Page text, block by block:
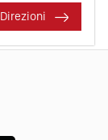
Direzioni